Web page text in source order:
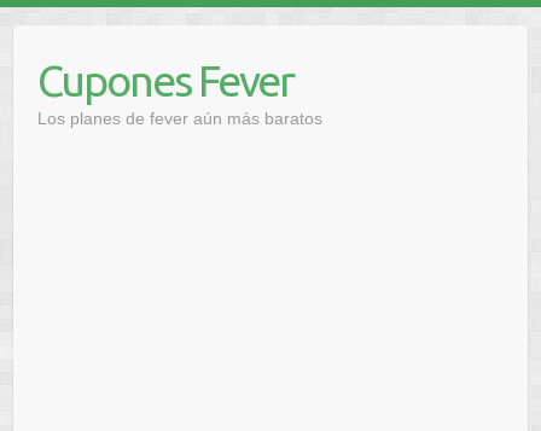
contenidoCupones Fever
Los planes de fever aún más baratos